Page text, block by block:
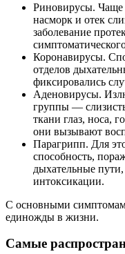
Риновирусы. Чаще
насморк и отек
заболевание
Коронавирусы.
отделов
фиксировались
Аденовирусы.
группы —
ткани глаз, носа,
они вызывают
Парагрипп. Для
способность,
дыхательные
интоксикации.
С основными
единожды в жизни.
Самые